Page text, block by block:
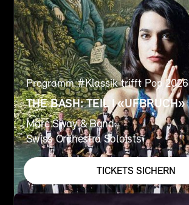
Programm #Klassik trifft Pop 2026
THE BASH: TEIL I «UFBRUCH»
Marc Sway & Band
Swiss Orchestra Soloists
TICKETS SICHERN